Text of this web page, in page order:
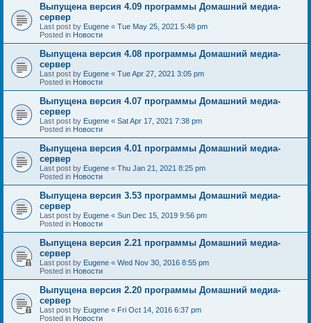
Выпущена версия 4.09 программы Домашний медиа-
сервер
Last post by Eugene « Tue May 25, 2021 5:48 pm
Posted in Новости
Выпущена версия 4.08 программы Домашний медиа-
сервер
Last post by Eugene « Tue Apr 27, 2021 3:05 pm
Posted in Новости
Выпущена версия 4.07 программы Домашний медиа-
сервер
Last post by Eugene « Sat Apr 17, 2021 7:38 pm
Posted in Новости
Выпущена версия 4.01 программы Домашний медиа-
сервер
Last post by Eugene « Thu Jan 21, 2021 8:25 pm
Posted in Новости
Выпущена версия 3.53 программы Домашний медиа-
сервер
Last post by Eugene « Sun Dec 15, 2019 9:56 pm
Posted in Новости
Выпущена версия 2.21 программы Домашний медиа-
сервер
Last post by Eugene « Wed Nov 30, 2016 8:55 pm
Posted in Новости
Выпущена версия 2.20 программы Домашний медиа-
сервер
Last post by Eugene « Fri Oct 14, 2016 6:37 pm
Posted in Новости